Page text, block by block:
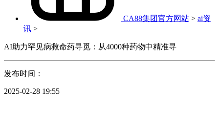
CA88集团官方网站 > ai资
讯 >
AI助力罕见病救命药寻觅：从4000种药物中精准寻
发布时间：
2025-02-28 19:55